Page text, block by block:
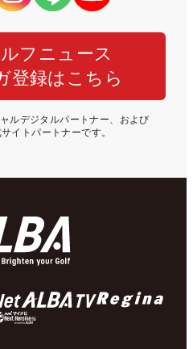
フニュース
登録はこちら
ルデジタルパートナー、および
イトパートナーです。